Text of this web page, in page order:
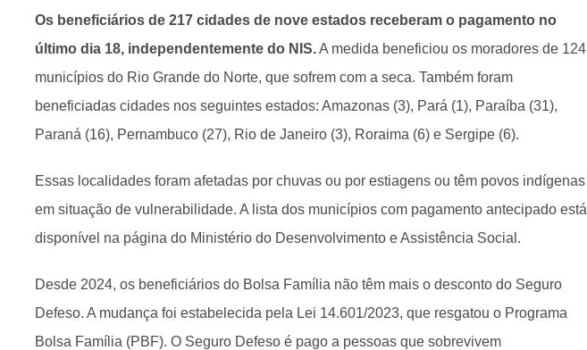
Os beneficiários de 217 cidades de nove estados receberam o pagamento no
último dia 18, independentemente do NIS.A medida beneficiou os moradores de 124
municípios do Rio Grande do Norte, que sofrem com a seca. Também foram
beneficiadas cidades nos seguintes estados: Amazonas (3), Pará (1), Paraíba (31),
Paraná (16), Pernambuco (27), Rio de Janeiro (3), Roraima (6) e Sergipe (6).
Essas localidades foram afetadas por chuvas ou por estiagens ou têm povos indígenas
em situação de vulnerabilidade. A lista dos municípios com pagamento antecipado está
disponível na página do Ministério do Desenvolvimento e Assistência Social.
Desde 2024, os beneficiários do Bolsa Família não têm mais o desconto do Seguro
Defeso. A mudança foi estabelecida pela Lei 14.601/2023, que resgatou o Programa
Bolsa Família (PBF). O Seguro Defeso é pago a pessoas que sobrevivem